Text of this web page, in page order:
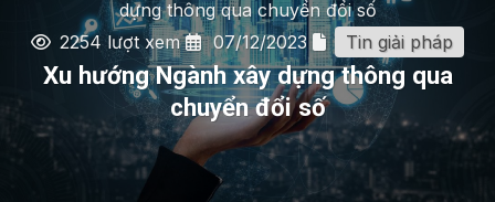
dựng thông qua chuyển đổi số
2254 lượt xem
07/12/2023 Tin giải pháp
Xu hướng Ngành xây dựng thông qua
chuyển đổi số